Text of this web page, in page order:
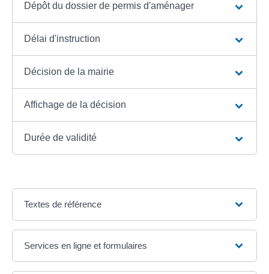
Dépôt du dossier de permis d'aménager
Délai d'instruction
Décision de la mairie
Affichage de la décision
Durée de validité
Textes de référence
Services en ligne et formulaires